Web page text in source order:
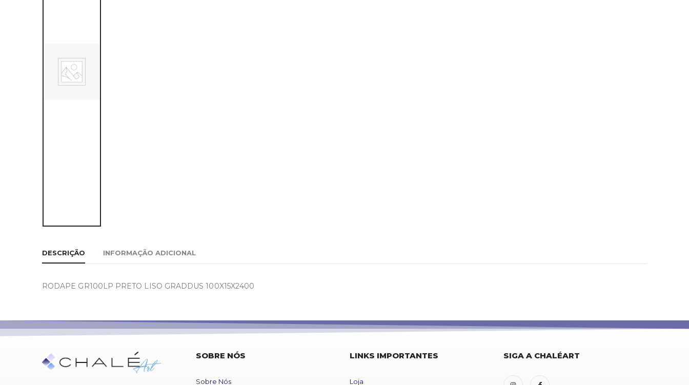
DESCRIÇÃO INFORMAÇÃO ADICIONAL
RODAPE GR100LP PRETO LISO GRADDUS 100X15X2400
SOBRE NÓS
Sobre Nós
LINKS IMPORTANTES
Loja
SIGA A CHALÉART